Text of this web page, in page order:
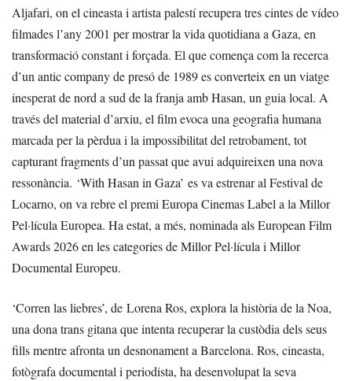
Aljafari, on el cineasta i artista palestí recupera tres cintes de vídeo
filmades l’any 2001 per mostrar la vida quotidiana a Gaza, en
transformació constant i forçada. El que comença com la recerca
d’un antic company de presó de 1989 es converteix en un viatge
inesperat de nord a sud de la franja amb Hasan, un guia local. A
través del material d’arxiu, el film evoca una geografia humana
marcada per la pèrdua i la impossibilitat del retrobament, tot
capturant fragments d’un passat que avui adquireixen una nova
ressonància. ‘With Hasan in Gaza’ es va estrenar al Festival de
Locarno, on va rebre el premi Europa Cinemas Label a la Millor
Pel·lícula Europea. Ha estat, a més, nominada als European Film
Awards 2026 en les categories de Millor Pel·lícula i Millor
Documental Europeu.
‘Corren las liebres’, de Lorena Ros, explora la història de la Noa,
una dona trans gitana que intenta recuperar la custòdia dels seus
fills mentre afronta un desnonament a Barcelona. Ros, cineasta,
fotògrafa documental i periodista, ha desenvolupat la seva